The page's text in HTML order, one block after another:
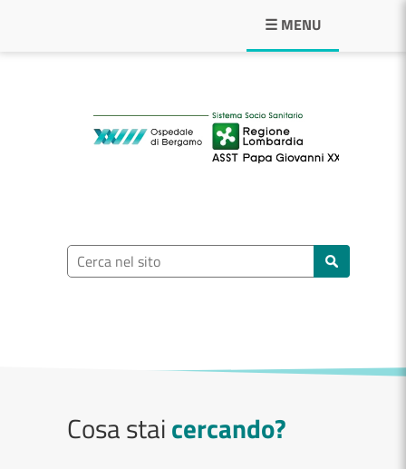
☰ MENU
ASST Papa
Ricerca nel sito
Cosa staicercando?